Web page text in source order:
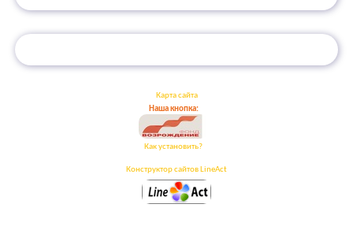
Карта сайта
Наша кнопка:
Как установить?
Конструктор сайтов LineAct